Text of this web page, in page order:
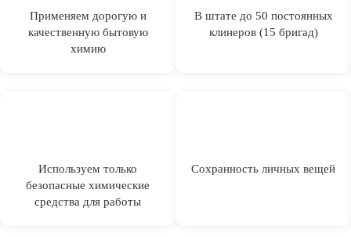
Применяем дорогую и
качественную бытовую
химию
В штате до 50 постоянных
клинеров (15 бригад)
Используем только
безопасные химические
средства для работы
Сохранность личных вещей